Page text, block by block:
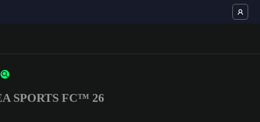
SPORTS FC™ 26